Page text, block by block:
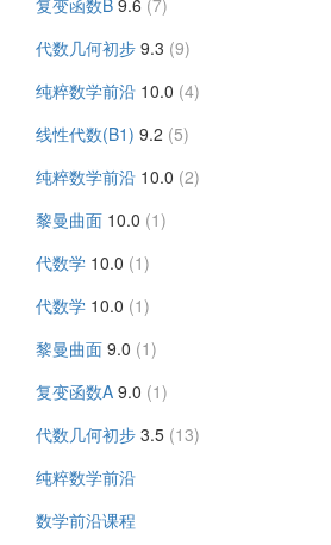
复变函数B 9.6 (7)
代数几何初步 9.3 (9)
纯粹数学前沿 10.0 (4)
线性代数(B1) 9.2 (5)
纯粹数学前沿 10.0 (2)
黎曼曲面 10.0 (1)
代数学 10.0 (1)
代数学 10.0 (1)
黎曼曲面 9.0 (1)
复变函数A 9.0 (1)
代数几何初步 3.5 (13)
纯粹数学前沿
数学前沿课程